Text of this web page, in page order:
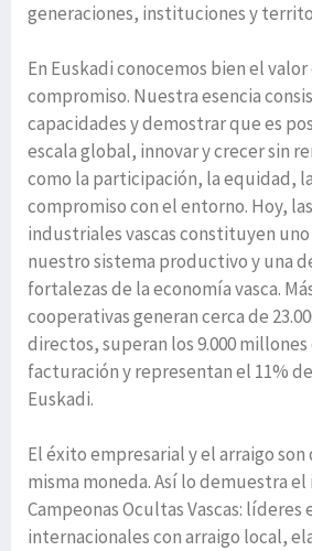
generaciones, instituciones y
En Euskadi conocemos bien el valor
compromiso. Nuestra esencia
capacidades y demostrar que es
escala global, innovar y crecer sin
como la participación, la equidad,
compromiso con el entorno. Hoy,
industriales vascas constituyen
nuestro sistema productivo y una
fortalezas de la economía vasca.
cooperativas generan cerca de
directos, superan los 9.000
facturación y representan el 11%
Euskadi.
El éxito empresarial y el arraigo son
misma moneda. Así lo demuestra
Campeonas Ocultas Vascas: líderes
internacionales con arraigo local,